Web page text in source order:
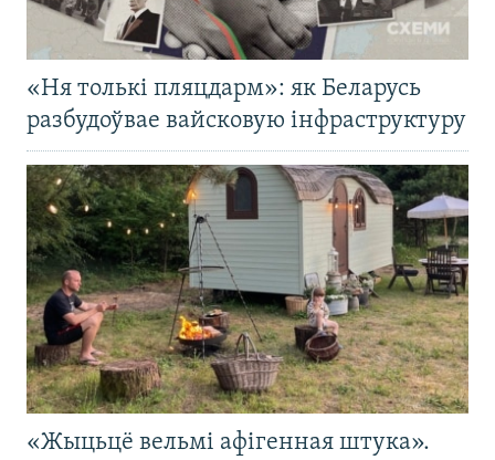
«Ня толькі пляцдарм»: як Беларусь
разбудоўвае вайсковую інфраструктуру
«Жыцьцё вельмі афігенная штука».